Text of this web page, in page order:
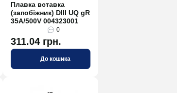
Плавка вставка
(запобіжник) DIII UQ gR
35A/500V 004323001
0
311.04 грн.
До кошика